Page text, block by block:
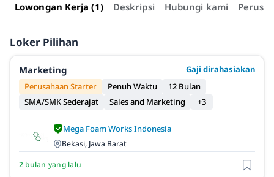
Lowongan Kerja (1) Deskripsi Hubungi kami
Loker Pilihan
Marketing
Gaji dirahasiakan
Perusahaan Starter
Penuh Waktu
12 Bulan
SMA/SMK Sederajat
Sales and Marketing +3
Mega Foam Works Indonesia
Bekasi, Jawa Barat
2 bulan yang lalu